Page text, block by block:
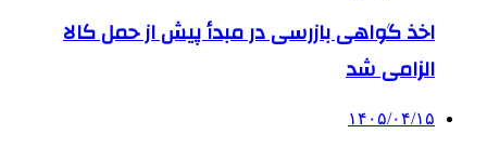
اخذ گواهی بازرسی در مبدأ پیش از حمل کالا
الزامی شد
۱۴۰۵/۰۴/۱۵